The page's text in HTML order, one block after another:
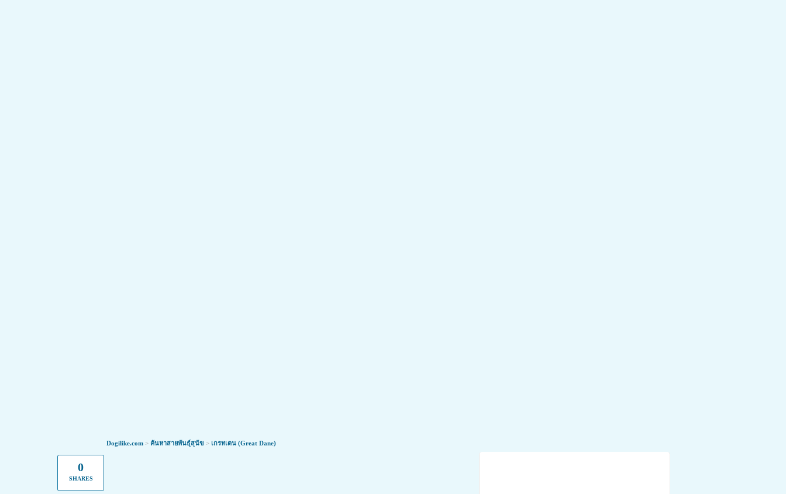
ทุกคนข่าวดี! ตอนนี้มีนวัตกรรมใหม่ ที่ทำให้น้องหมาเป็นโรคข้อเสื่อมได้กลับมาซ่าอีกครั้ง
Dogilike.com > ค้นหาสายพันธุ์สุนัข > เกรทเดน (Great Dane)
0
SHARES